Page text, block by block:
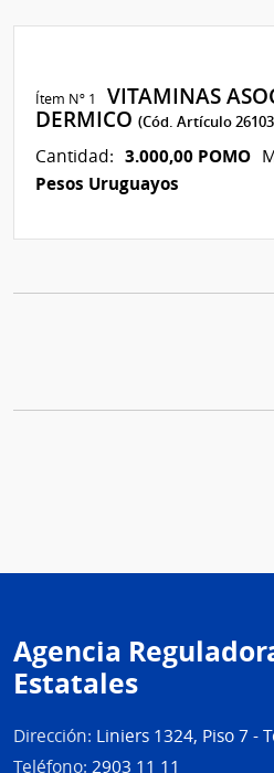
Ítem Nº 1
VITAMINAS
DERMICO(Cód. Artículo
Cantidad: 3.000,00 POMO
Pesos Uruguayos
Agencia
Estatales
Dirección: Liniers 1324, Piso 7 -
Teléfono: 2903 11 11